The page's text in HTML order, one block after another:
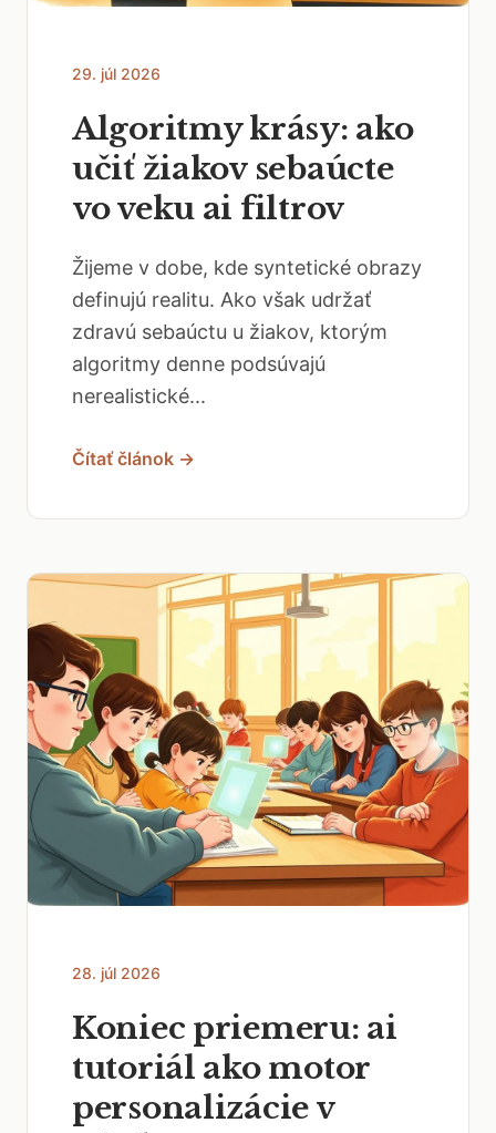
29. júl 2026
Algoritmy krásy: ako
učiť žiakov sebaúcte
vo veku ai filtrov
Žijeme v dobe, kde syntetické obrazy
definujú realitu. Ako však udržať
zdravú sebaúctu u žiakov, ktorým
algoritmy denne podsúvajú
nerealistické...
Čítať článok →
28. júl 2026
Koniec priemeru: ai
tutoriál ako motor
personalizácie v